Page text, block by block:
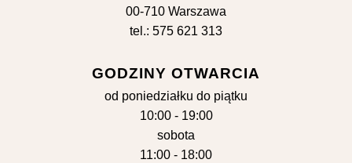
00-710 Warszawa
tel.: 575 621 313
GODZINY OTWARCIA
od poniedziałku do piątku
10:00 - 19:00
sobota
11:00 - 18:00